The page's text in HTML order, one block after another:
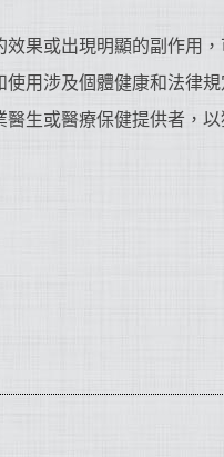
果或出現明顯的副作用
用涉及個體健康和法律
生或醫療保健提供者，